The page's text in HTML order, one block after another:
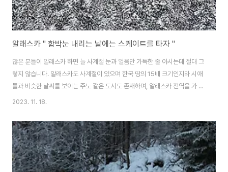
알래스카 " 함박눈 내리는 날에는 스케이트를 타자 "
많은 분들이 알래스카 하면 늘 사계절 눈과 얼음만 가득한 줄 아시는데 절대 그
렇지 않습니다. 알래스카도 사계절이 있으며 한국 땅의 15배 크기인지라 시애
틀과 비슷한 날씨를 보이는 주노 같은 도시도 존재하며, 알래스카 전역을 가 보
신 분이 없을 정도로 광활하기만 합니다. 함박눈이 내리던 날, 청년 두 명이 얼
리면 샹송이 먼저 생각이 나는데, 눈이 주는 이미지가 많은이들에게 안정과 평
화를 선물해 주기 때문이 아닌가합니다. 동네 호수는 빙상장으로 변하고 산책
로와 공원은 스키장으로 변하는 이색적인 동네인 알래스카! 동네마다 호수가
있고, 동네마다 공원과 산책로가 공존하기에 삶의 여유가 넘쳐흐르기도 합니
2023. 11. 18.